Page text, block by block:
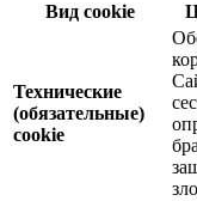
Вид cookie
Технические
(обязательные)
cookie